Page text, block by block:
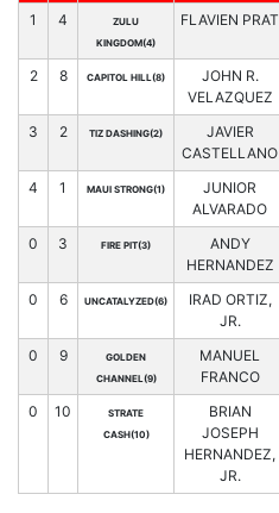
1
4
ZULU
KINGDOM(4)
FLAVIEN PRAT
2 8 CAPITOL HILL(8)
JOHN R.
VELAZQUEZ
3 2 TIZ DASHING(2)
JAVIER
CASTELLANO
4 1 MAUI STRONG(1)
JUNIOR
ALVARADO
0 3 FIRE PIT(3)
ANDY
HERNANDEZ
0 6 UNCATALYZED(6)
IRAD ORTIZ,
JR.
0 9
GOLDEN
CHANNEL(9)
MANUEL
FRANCO
0 10
STRATE
CASH(10)
BRIAN
JOSEPH
HERNANDEZ,
JR.